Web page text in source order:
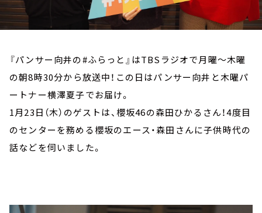
『パンサー向井の#ふらっと』はTBSラジオで月曜～木曜
の朝8時30分から放送中！この日はパンサー向井と木曜パ
ートナー横澤夏子でお届け。
1月23日（木）のゲストは、櫻坂46の森田ひかるさん！4度目
のセンターを務める櫻坂のエース・森田さんに子供時代の
話などを伺いました。